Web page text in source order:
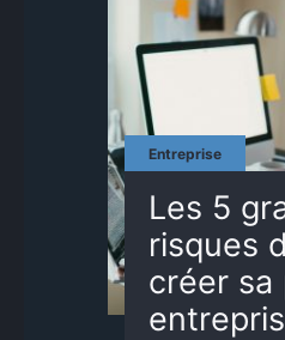
Entreprise
Les 5
risques
créer sa